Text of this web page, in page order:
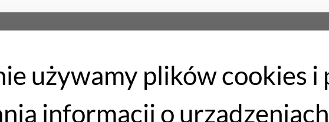
Dostawa
używamy plików cookies
informacji o